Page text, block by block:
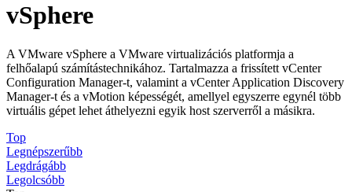
vSphere
A VMware vSphere a VMware virtualizációs platformja a
felhőalapú számítástechnikához. Tartalmazza a frissített vCenter
Configuration Manager-t, valamint a vCenter Application Discovery
Manager-t és a vMotion képességét, amellyel egyszerre egynél több
virtuális gépet lehet áthelyezni egyik host szerverről a másikra.
Top
Legnépszerűbb
Legdrágább
Legolcsóbb